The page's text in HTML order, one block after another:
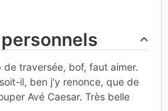
de traversée, bof, faut aimer.
il, ben j'y renonce, que de
Avé Caesar. Très belle